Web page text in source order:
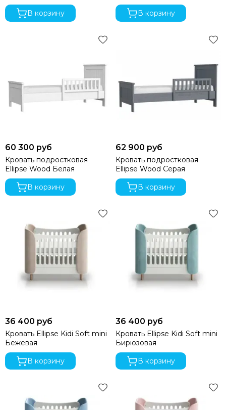
В корзину
В корзину
60 300 руб
Кровать подростковая
Ellipse Wood Белая
В корзину
62 900 руб
Кровать подростковая
Ellipse Wood Серая
В корзину
36 400 руб
Кровать Ellipse Kidi Soft mini
Бежевая
В корзину
36 400 руб
Кровать Ellipse Kidi Soft mini
Бирюзовая
В корзину